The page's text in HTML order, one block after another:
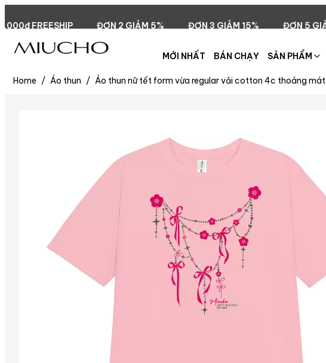
ĐƠN 2 GIẢM 5% ĐƠN 3 GIẢM 15% ĐƠN 5 GIẢM 20% ĐƠN
MỚI NHẤT BÁN CHẠY SẢN PHẨM
Home / Áo thun / Áo thun nữ tết form vừa regular vải cotton 4c thoáng